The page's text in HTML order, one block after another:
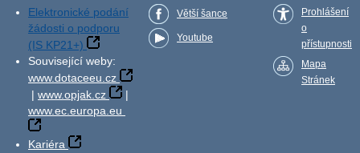
Elektronické podání
žádosti o podporu
(IS KP21+)
Související weby:
www.dotaceeu.cz
| www.opjak.cz
|
www.ec.europa.eu
Kariéra
Větší šance
Youtube
Prohlášení
o
přístupnosti
Mapa
Stránek